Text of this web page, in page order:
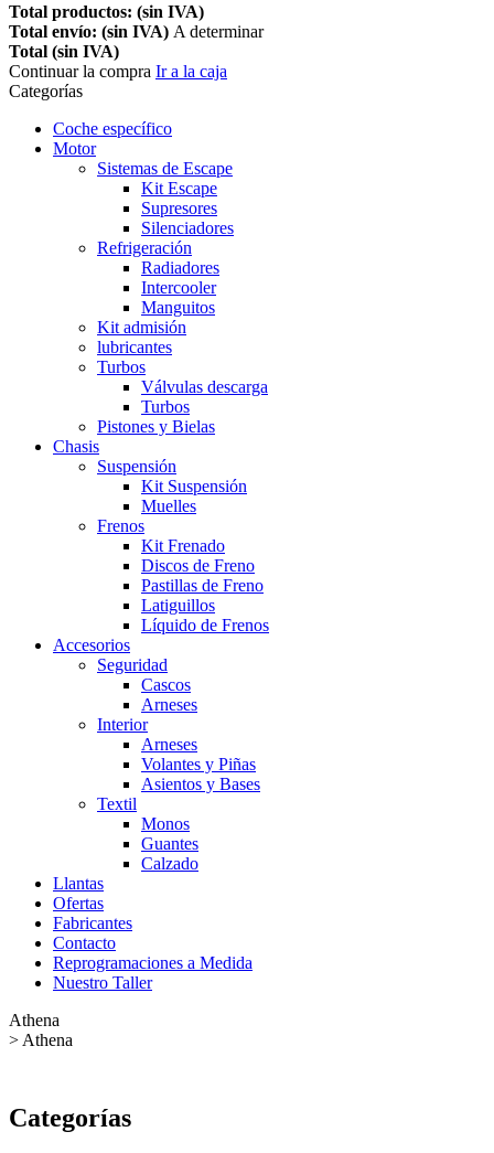
Total productos: (sin IVA)
Total envío: (sin IVA) A determinar
Total (sin IVA)
Continuar la compra Ir a la caja
Categorías
Coche específico
Motor
Sistemas de Escape
Kit Escape
Supresores
Silenciadores
Refrigeración
Radiadores
Intercooler
Manguitos
Kit admisión
lubricantes
Turbos
Válvulas descarga
Turbos
Pistones y Bielas
Chasis
Suspensión
Kit Suspensión
Muelles
Frenos
Kit Frenado
Discos de Freno
Pastillas de Freno
Latiguillos
Líquido de Frenos
Accesorios
Seguridad
Cascos
Arneses
Interior
Arneses
Volantes y Piñas
Asientos y Bases
Textil
Monos
Guantes
Calzado
Llantas
Ofertas
Fabricantes
Contacto
Reprogramaciones a Medida
Nuestro Taller
Athena
> Athena
Categorías